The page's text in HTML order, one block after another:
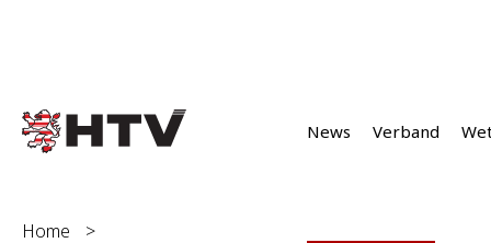
News Verband
Home >